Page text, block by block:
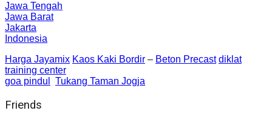
Jawa Tengah
Jawa Barat
Jakarta
Indonesia
Harga Jayamix Kaos Kaki Bordir – Beton Precast diklat
training center
goa pindul
Tukang Taman Jogja
Friends